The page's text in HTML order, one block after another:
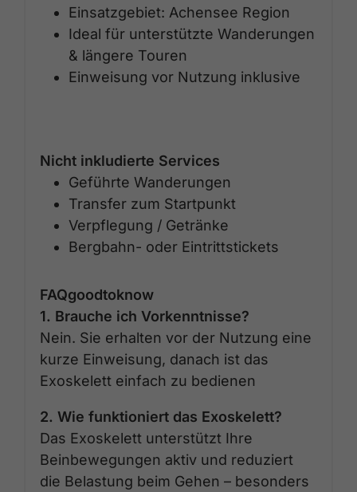
Einsatzgebiet: Achensee Region
Ideal für unterstützte Wanderungen
& längere Touren
Einweisung vor Nutzung inklusive
Nicht inkludierte Services
Geführte Wanderungen
Transfer zum Startpunkt
Verpflegung / Getränke
Bergbahn- oder Eintrittstickets
FAQgoodtoknow
1. Brauche ich Vorkenntnisse?
Nein. Sie erhalten vor der Nutzung eine
kurze Einweisung, danach ist das
Exoskelett einfach zu bedienen
2. Wie funktioniert das Exoskelett?
Das Exoskelett unterstützt Ihre
Beinbewegungen aktiv und reduziert
die Belastung beim Gehen – besonders